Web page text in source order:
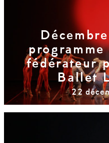
fédérateur
Ballet
22